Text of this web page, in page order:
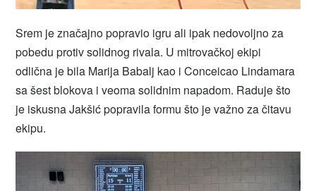
Srem je značajno popravio igru ali ipak nedovoljno za
pobedu protiv solidnog rivala. U mitrovačkoj ekipi
odlična je bila Marija Babalj kao i Conceicao Lindamara
sa šest blokova i veoma solidnim napadom. Raduje što
je iskusna Jakšić popravila formu što je važno za čitavu
ekipu.